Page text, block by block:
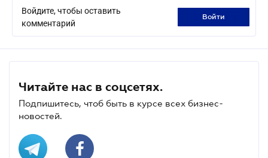
Войдите, чтобы оставить
комментарий
войти
Читайте нас в соцсетях.
Подпишитесь, чтоб быть в курсе всех бизнес-
новостей.